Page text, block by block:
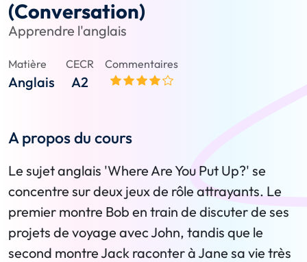
(Conversation)
Apprendre l'anglais
Matière
Anglais
CECR
A2
Commentaires
A propos du cours
Le sujet anglais 'Where Are You Put Up?' se
concentre sur deux jeux de rôle attrayants. Le
premier montre Bob en train de discuter de ses
projets de voyage avec John, tandis que le
second montre Jack raconter à Jane sa vie très